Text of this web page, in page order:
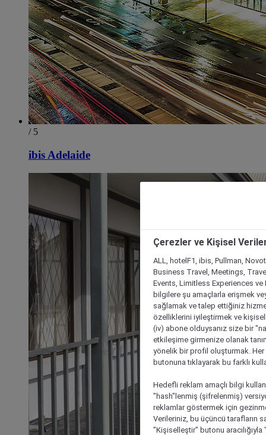
/ 5
ibis Adelaide
Çerezler ve Kişisel
ALL, hotelF1, ibis, Pullman,
Business Travel, Meetings,
Events, Limitless Experiences
bilgilere şu amaçlarla erişmek
sağlamak ve talep ettiğiniz
özelliklerini iyileştirmek ve
(iv) abone olduysanız size bir
etkileşime girmenize olanak
yönelik bir profil oluşturmak.
butonuna tıklayarak bu farklı
Hedefli reklam amaçlı bilgi
"hash"lenmiş (şifrelenmiş)
reklamlar göstermek için
Verileriniz, bu üçüncü tarafların
"Kişiselleştir" butonu